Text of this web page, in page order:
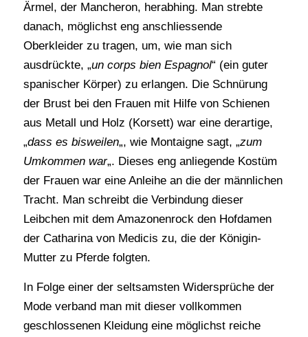
Ärmel, der Mancheron, herabhing. Man strebte
danach, möglichst eng anschliessende
Oberkleider zu tragen, um, wie man sich
ausdrückte, „un corps bien Espagnol“ (ein guter
spanischer Körper) zu erlangen. Die Schnürung
der Brust bei den Frauen mit Hilfe von Schienen
aus Metall und Holz (Korsett) war eine derartige,
„dass es bisweilen„, wie Montaigne sagt, „zum
Umkommen war„. Dieses eng anliegende Kostüm
der Frauen war eine Anleihe an die der männlichen
Tracht. Man schreibt die Verbindung dieser
Leibchen mit dem Amazonenrock den Hofdamen
der Catharina von Medicis zu, die der Königin-
Mutter zu Pferde folgten.
In Folge einer der seltsamsten Widersprüche der
Mode verband man mit dieser vollkommen
geschlossenen Kleidung eine möglichst reiche